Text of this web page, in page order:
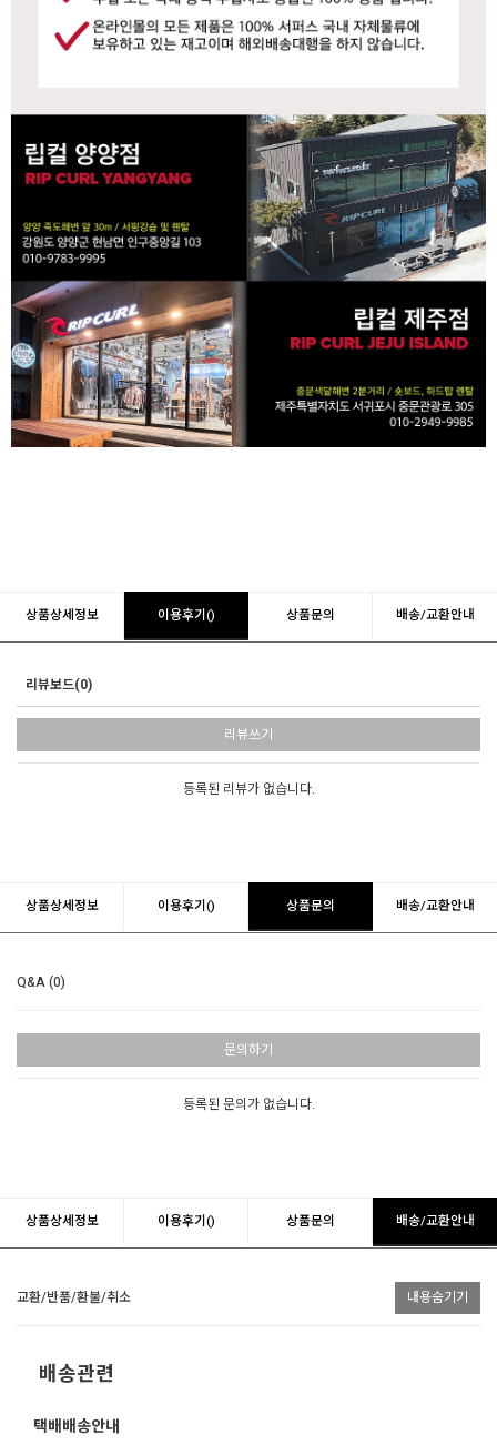
상품상세정보 이용후기() 상품문의 배송/교환안내
리뷰보드(0)
리뷰쓰기
등록된 리뷰가 없습니다.
상품상세정보 이용후기() 상품문의 배송/교환안내
Q&A (0)
문의하기
등록된 문의가 없습니다.
상품상세정보 이용후기() 상품문의 배송/교환안내
교환/반품/환불/취소 내용숨기기
배송관련
택배배송안내